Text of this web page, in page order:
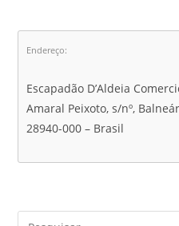
Endereço:
Escapadão D’Aldeia
Amaral Peixoto, s/nº,
28940-000 – Brasil